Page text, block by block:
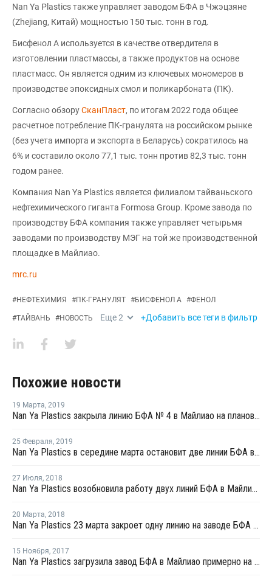
Nan Ya Plastics также управляет заводом БФА в Чжэцзяне
(Zhejiang, Китай) мощностью 150 тыс. тонн в год.
Бисфенол А используется в качестве отвердителя в
изготовлении пластмассы, а также продуктов на основе
пластмасс. Он является одним из ключевых мономеров в
производстве эпоксидных смол и поликарбоната (ПК).
Согласно обзоруСканПласт, по итогам 2022 года общее
расчетное потребление ПК-гранулята на российском рынке
(без учета импорта и экспорта в Беларусь) сократилось на
6% и составило около 77,1 тыс. тонн против 82,3 тыс. тонн
годом ранее.
Компания Nan Ya Plastics является филиалом тайваньского
нефтехимического гиганта Formosa Group. Кроме завода по
производству БФА компания также управляет четырьмя
заводами по производству МЭГ на той же производственной
площадке в Майлиао.
mrc.ru
#НЕФТЕХИМИЯ #ПК-ГРАНУЛЯТ #БИСФЕНОЛ А #ФЕНОЛ
#ТАЙВАНЬ #НОВОСТЬ Еще2 +Добавить все теги в фильтр
Похожие новости
19 Марта, 2019
Nan Ya Plastics закрыла линию БФА № 4 в Майлиао на плановый ремонт
25 Февраля, 2019
Nan Ya Plastics в середине марта остановит две линии БФА в Майлиао на ремонт
27 Июля, 2018
Nan Ya Plastics возобновила работу двух линий БФА в Майлиао после планового ремонта
20 Марта, 2018
Nan Ya Plastics 23 марта закроет одну линию на заводе БФА в Майлиао на плановый ремонт
15 Ноября, 2017
Nan Ya Plastics загрузила завод БФА в Майлиао примерно на 80%